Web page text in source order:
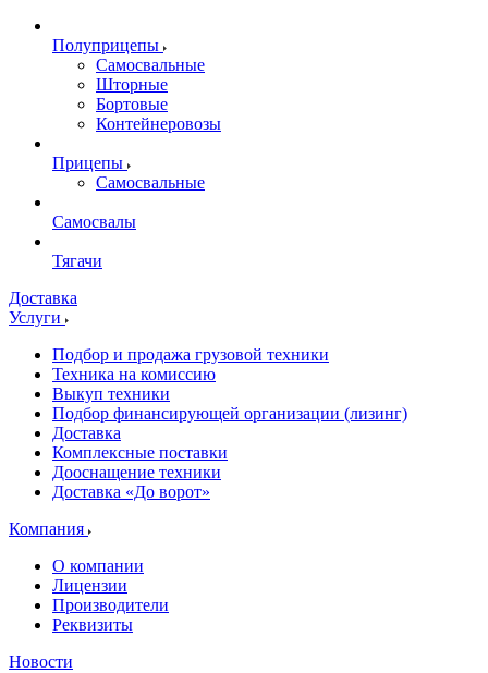
Полуприцепы
Самосвальные
Шторные
Бортовые
Контейнеровозы
Прицепы
Самосвальные
Самосвалы
Тягачи
Доставка
Услуги
Подбор и продажа грузовой техники
Техника на комиссию
Выкуп техники
Подбор финансирующей организации (лизинг)
Доставка
Комплексные поставки
Дооснащение техники
Доставка «До ворот»
Компания
О компании
Лицензии
Производители
Реквизиты
Новости